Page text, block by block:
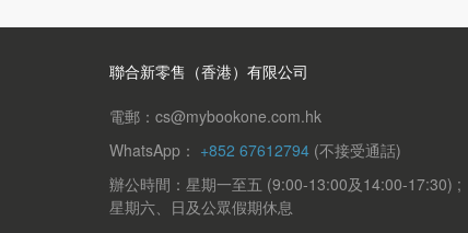
聯合新零售（香港）有限公司
電郵：cs@mybookone.com.hk
WhatsApp： +852 67612794 (不接受通話)
辦公時間：星期一至五 (9:00-13:00及14:00-17:30) ;
星期六、日及公眾假期休息